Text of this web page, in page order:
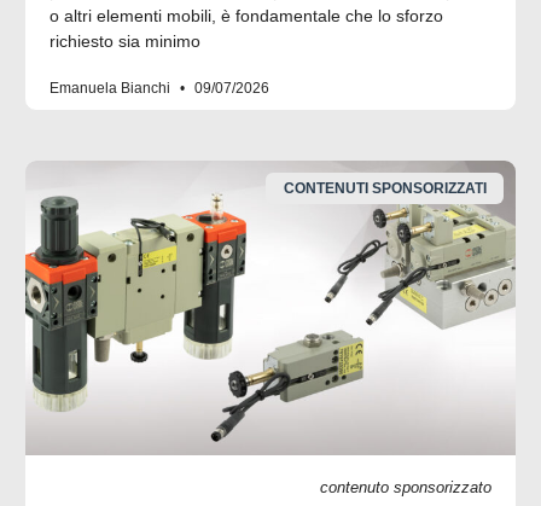
o altri elementi mobili, è fondamentale che lo sforzo
richiesto sia minimo
Emanuela Bianchi 09/07/2026
CONTENUTI SPONSORIZZATI
contenuto sponsorizzato